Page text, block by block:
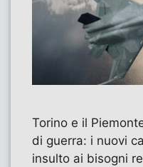
Torino e il
di guerra: i nuovi
insulto ai bisogni